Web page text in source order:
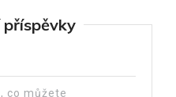
příspěvky
co můžete